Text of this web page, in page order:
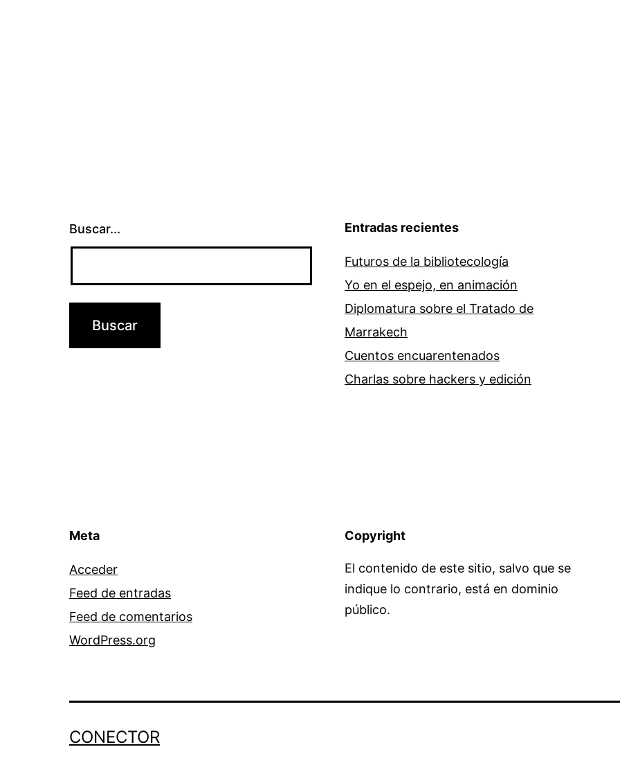
Buscar... Entradas recientes
Futuros de la bibliotecología
Yo en el espejo, en animación
Diplomatura sobre el Tratado de
Marrakech
Cuentos encuarentenados
Charlas sobre hackers y edición
Meta
Acceder
Feed de entradas
Feed de comentarios
WordPress.org
Copyright
El contenido de este sitio, salvo que se
indique lo contrario, está en dominio
público.
CONECTOR